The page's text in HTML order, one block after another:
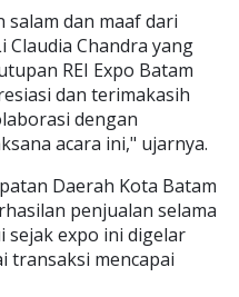
salam dan maaf dari
Claudia Chandra yang
REI Expo Batam
dan terimakasih
dengan
acara ini," ujarnya.
Daerah Kota Batam
penjualan selama
sejak expo ini digelar
transaksi mencapai